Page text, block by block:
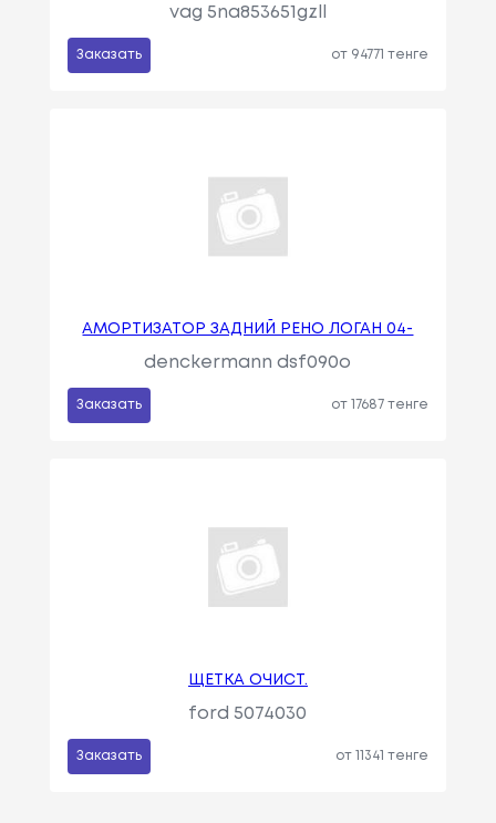
vag 5na853651gzll
Заказать от 94771 тенге
АМОРТИЗАТОР ЗАДНИЙ РЕНО ЛОГАН 04-
denckermann dsf090o
Заказать от 17687 тенге
ЩЕТКА ОЧИСТ.
ford 5074030
Заказать от 11341 тенге